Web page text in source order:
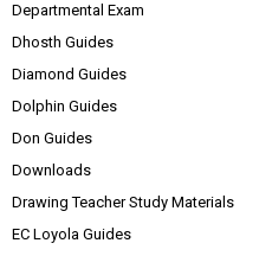
Departmental Exam
Dhosth Guides
Diamond Guides
Dolphin Guides
Don Guides
Downloads
Drawing Teacher Study Materials
EC Loyola Guides